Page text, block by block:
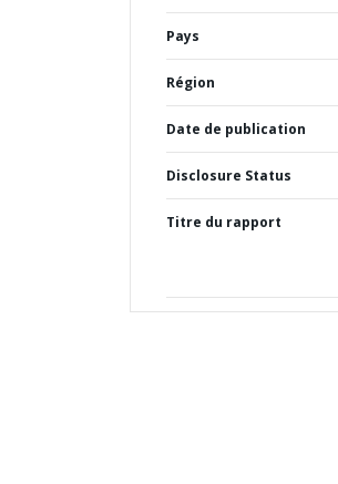
Pays
Région
Date de publication
Disclosure Status
Titre du rapport